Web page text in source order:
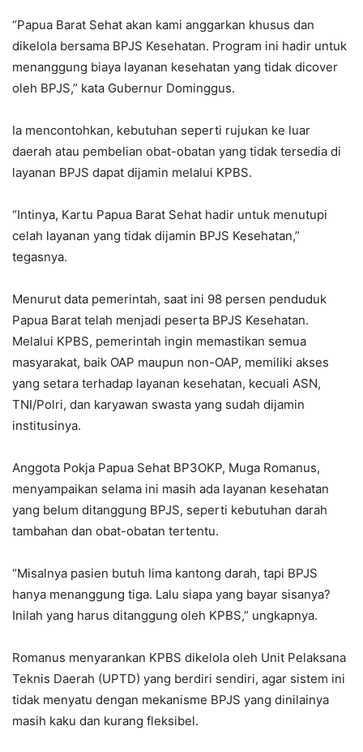
“Papua Barat Sehat akan kami anggarkan khusus dan
dikelola bersama BPJS Kesehatan. Program ini hadir untuk
menanggung biaya layanan kesehatan yang tidak dicover
oleh BPJS,” kata Gubernur Dominggus.
Ia mencontohkan, kebutuhan seperti rujukan ke luar
daerah atau pembelian obat-obatan yang tidak tersedia di
layanan BPJS dapat dijamin melalui KPBS.
“Intinya, Kartu Papua Barat Sehat hadir untuk menutupi
celah layanan yang tidak dijamin BPJS Kesehatan,”
tegasnya.
Menurut data pemerintah, saat ini 98 persen penduduk
Papua Barat telah menjadi peserta BPJS Kesehatan.
Melalui KPBS, pemerintah ingin memastikan semua
masyarakat, baik OAP maupun non-OAP, memiliki akses
yang setara terhadap layanan kesehatan, kecuali ASN,
TNI/Polri, dan karyawan swasta yang sudah dijamin
institusinya.
Anggota Pokja Papua Sehat BP3OKP, Muga Romanus,
menyampaikan selama ini masih ada layanan kesehatan
yang belum ditanggung BPJS, seperti kebutuhan darah
tambahan dan obat-obatan tertentu.
“Misalnya pasien butuh lima kantong darah, tapi BPJS
hanya menanggung tiga. Lalu siapa yang bayar sisanya?
Inilah yang harus ditanggung oleh KPBS,” ungkapnya.
Romanus menyarankan KPBS dikelola oleh Unit Pelaksana
Teknis Daerah (UPTD) yang berdiri sendiri, agar sistem ini
tidak menyatu dengan mekanisme BPJS yang dinilainya
masih kaku dan kurang fleksibel.